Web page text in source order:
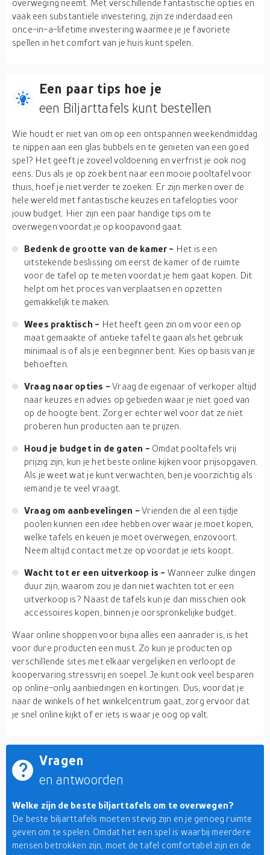
overweging neemt. Met verschillende fantastische opties en
vaak een substantiële investering, zijn ze inderdaad een
once-in-a-lifetime investering waarmee je je favoriete
spellen in het comfort van je huis kunt spelen.
Een paar tips hoe je
een Biljarttafels kunt bestellen
Wie houdt er niet van om op een ontspannen weekendmiddag
te nippen aan een glas bubbels en te genieten van een goed
spel? Het geeft je zoveel voldoening en verfrist je ook nog
eens. Dus als je op zoek bent naar een mooie pooltafel voor
thuis, hoef je niet verder te zoeken. Er zijn merken over de
hele wereld met fantastische keuzes en tafelopties voor
jouw budget. Hier zijn een paar handige tips om te
overwegen voordat je op koopavond gaat.
Bedenk de grootte van de kamer - Het is een
uitstekende beslissing om eerst de kamer of de ruimte
voor de tafel op te meten voordat je hem gaat kopen. Dit
helpt om het proces van verplaatsen en opzetten
gemakkelijk te maken.
Wees praktisch - Het heeft geen zin om voor een op
maat gemaakte of antieke tafel te gaan als het gebruik
minimaal is of als je een beginner bent. Kies op basis van je
behoeften.
Vraag naar opties -Vraag de eigenaar of verkoper altijd
naar keuzes en advies op gebieden waar je niet goed van
op de hoogte bent. Zorg er echter wel voor dat ze niet
proberen hun producten aan te prijzen.
Houd je budget in de gaten - Omdat pooltafels vrij
prijzig zijn, kun je het beste online kijken voor prijsopgaven.
Als je weet wat je kunt verwachten, ben je voorzichtig als
iemand je te veel vraagt.
Vraag om aanbevelingen -Vrienden die al een tijdje
poolen kunnen een idee hebben over waar je moet kopen,
welke tafels en keuen je moet overwegen, enzovoort.
Neem altijd contact met ze op voordat je iets koopt.
Wacht tot er een uitverkoop is - Wanneer zulke dingen
duur zijn, waarom zou je dan niet wachten tot er een
uitverkoop is? Naast de tafels kun je dan misschien ook
accessoires kopen, binnen je oorspronkelijke budget.
Waar online shoppen voor bijna alles een aanrader is, is het
voor dure producten een must. Zo kun je producten op
verschillende sites met elkaar vergelijken en verloopt de
koopervaring stressvrij en soepel. Je kunt ook veel besparen
op online-only aanbiedingen en kortingen. Dus, voordat je
naar de winkels of het winkelcentrum gaat, zorg ervoor dat
je snel online kijkt of er iets is waar je oog op valt.
Vragen
en antwoorden
Welke zijn de beste biljarttafels om te overwegen?
De beste biljarttafels moeten stevig zijn en je genoeg ruimte
geven om te spelen. Omdat het een spel is waarbij meerdere
mensen betrokken zijn, moet de tafel comfortabel zijn en de